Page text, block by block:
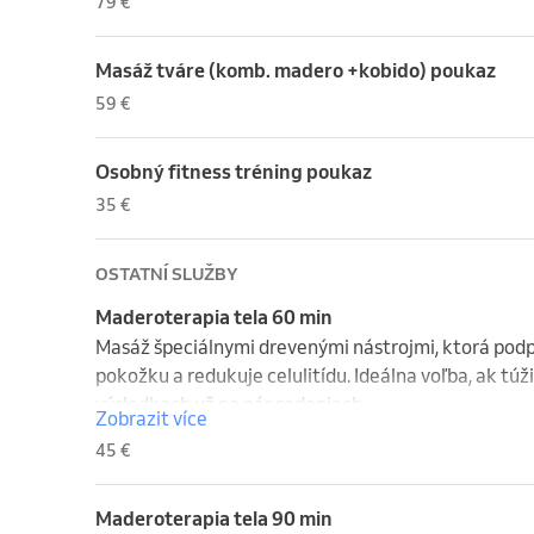
Masáž tváre (komb. madero +kobido) poukaz
59 €
Osobný fitness tréning poukaz
35 €
OSTATNÍ SLUŽBY
Maderoterapia tela 60 min
Masáž špeciálnymi drevenými nástrojmi, ktorá
pokožku a redukuje celulitídu. Ideálna voľba, ak
výsledkoch už po pár sedeniach.
Pre vašu bezpčnosť a maximálny efekt
- ak ste tehotná alebo krátko po pôrode,
- pri akútnych zápaloch a horúčke,
Zobrazit více
45 €
Maderoterapia tela 90 min